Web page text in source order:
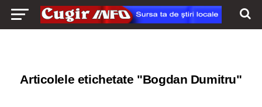
Articolele etichetate "Bogdan Dumitru"